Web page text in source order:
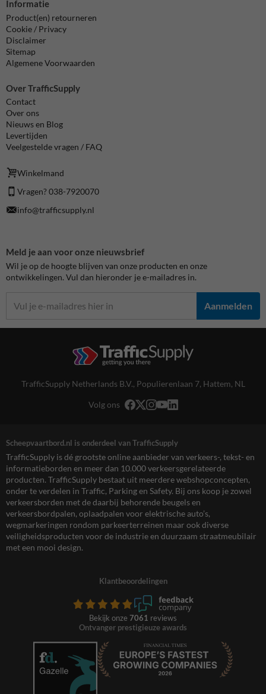
Informatie
Product(en) retourneren
Cookie / Privacy
Disclaimer
Sitemap
Algemene Voorwaarden
Over TrafficSupply
Contact
Over ons
Nieuws en Blog
Levertijden
Veelgestelde vragen / FAQ
Winkelmand
Vragen? 038-7920070
info@trafficsupply.nl
Meld je aan voor onze nieuwsbrief
Wil je op de hoogte blijven van onze producten en onze
ontwikkelingen. Vul dan hieronder je e-mailadres in.
Aanmelden
TrafficSupply Netherlands B.V., Populierenlaan 7, Hattem, NL
Volg ons
Scheepvaartbord.nl is onderdeel van TrafficSupply
TrafficSupply is dé grootste online aanbieder van verkeers-, tekst- en
informatieborden en meer dan 10.000 verkeersgerelateerde
producten. TrafficSupply bestaat uit meerdere webshopconcepten,
onder te verdelen in Traffic, Parking en Safety. Bij ons koop je zowel
verkeersborden met de daarbij behorende beugels en
verkeersbordpalen, oplaadpalen voor elektrische auto’s,
wegmarkeringen rondom parkeerterreinen maar ook diverse
veiligheidsproducten voor de industrie en duurzaam straatmeubilair
met een mooi design.
Klantbeoordelingen
Bekijk onze 7061 reviews
Ontvanger prestigieuze awards